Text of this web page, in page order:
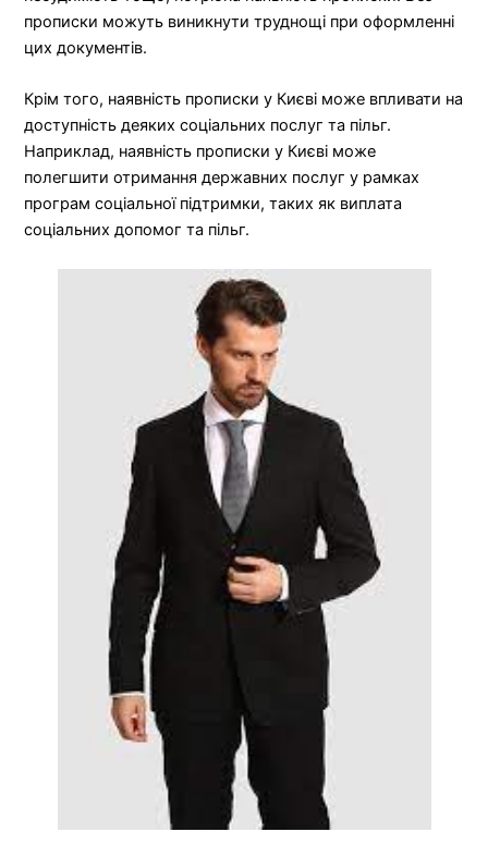
прописки можуть виникнути труднощі при оформленні
цих документів.
Крім того, наявність прописки у Києві може впливати на
доступність деяких соціальних послуг та пільг.
Наприклад, наявність прописки у Києві може
полегшити отримання державних послуг у рамках
програм соціальної підтримки, таких як виплата
соціальних допомог та пільг.